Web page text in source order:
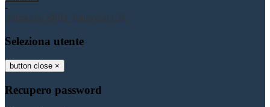
-
Entra con SPID
Entra con CIE
Seleziona utente
button close ×
Recupero password